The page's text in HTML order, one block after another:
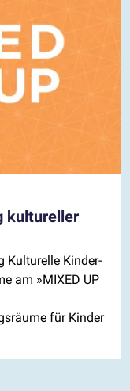
kultureller
Kulturelle Kinder-
am »MIXED UP
für Kinder